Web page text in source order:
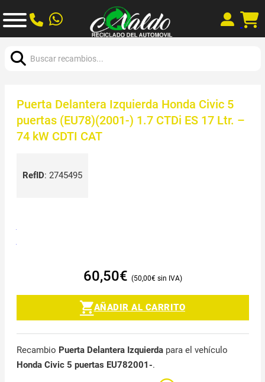
Puerta Delantera Izquierda Honda Civic 5
puertas (EU78)(2001-) 1.7 CTDi ES 17 Ltr. –
74 kW CDTI CAT
RefID: 2745495
60,50€ 50,00€
AÑADIR AL CARRITO
Recambio Puerta Delantera Izquierdapara el vehículo
Honda Civic 5 puertas EU782001-.